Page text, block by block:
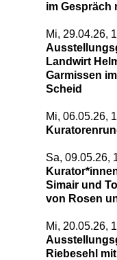
im Gespräch
Mi, 29.04.26,
Landwirt
Garmissen
Scheid
Mi, 06.05.26,
Sa, 09.05.26,
Simair und
von Rosen
Mi, 20.05.26,
Riebesehl